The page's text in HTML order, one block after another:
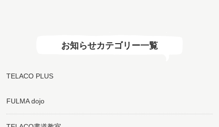
お知らせカテゴリー一覧
TELACO PLUS
FULMA dojo